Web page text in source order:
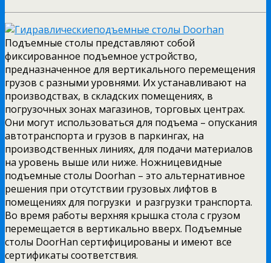
Подъемные столы представляют собой
фиксированное подъемное устройство,
предназначенное для вертикального перемещения
грузов с разными уровнями. Их устанавливают на
производствах, в складских помещениях, в
погрузочных зонах магазинов, торговых центрах.
Они могут использоваться для подъема – опускания
автотранспорта и грузов в паркингах, на
производственных линиях, для подачи материалов
на уровень выше или ниже. Ножницевидные
подъемные столы Doorhan – это альтернативное
решения при отсутствии грузовых лифтов в
помещениях для погрузки и разгрузки транспорта.
Во время работы верхняя крышка стола с грузом
перемещается в вертикально вверх. Подъемные
столы DoorHan сертифицированы и имеют все
сертификаты соответствия.